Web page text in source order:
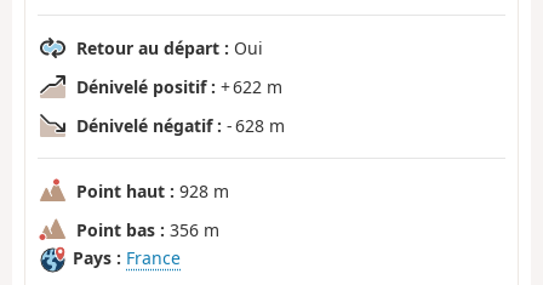
Retour au départ : Oui
Dénivelé positif : + 622 m
Dénivelé négatif : - 628 m
Point haut : 928 m
Point bas : 356 m
Pays : France